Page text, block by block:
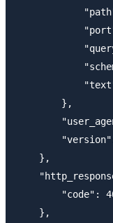
        },
    },
"code":
    },